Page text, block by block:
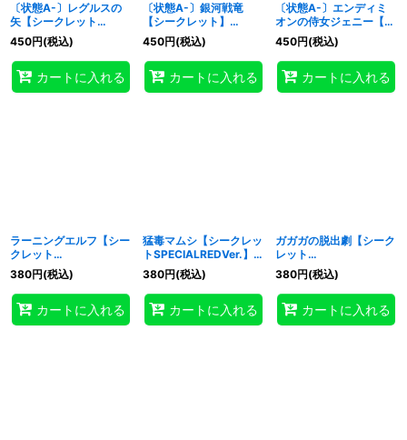
〔状態A-〕レグルスの
矢【シークレット
SPECIALREDVer.】
{26PP-JP020}《魔
法》
450円(税込)
カートに入れる
〔状態A-〕銀河戦竜
【シークレット】
{26PP-JP021}《モンス
ター》
450円(税込)
カートに入れる
〔状態A-〕エンディミ
オンの侍女ジェニー【ノ
ーマルパラレル】
{26PP-JP018}《モンス
ター》
450円(税込)
カートに入れる
ラーニングエルフ【シー
クレット
SPECIALREDVer.】
{26PP-JP001}《モンス
ター》
380円(税込)
カートに入れる
猛毒マムシ【シークレッ
トSPECIALREDVer.】
{26PP-JP005}《モン
スター》
380円(税込)
カートに入れる
ガガガの脱出劇【シーク
レット
SPECIALREDVer.】
{26PP-JP012}《罠》
380円(税込)
カートに入れる